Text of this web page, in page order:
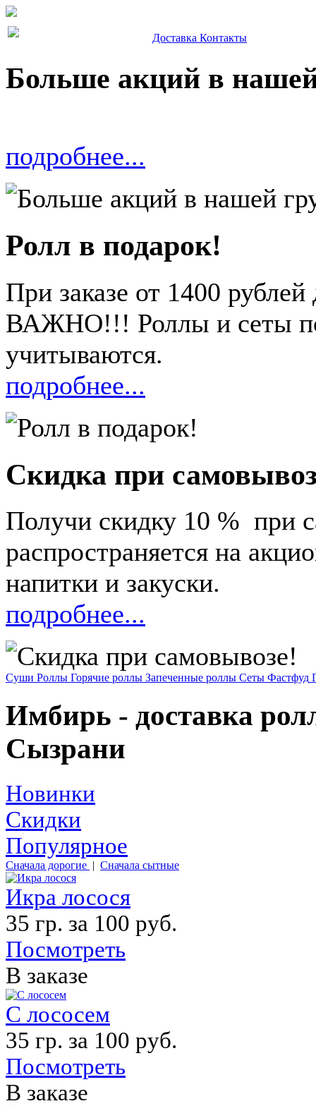
Доставка Контакты
Больше акций в
подробнее...
Ролл в подарок!
При заказе от 1400
ВАЖНО!!! Роллы и сеты
учитываются.
подробнее...
Скидка при
Получи скидку 10 % при
распространяется на
напитки и закуски.
подробнее...
Суши Роллы Горячие роллы Запеченные роллы Сеты Фастфуд
Имбирь - доставка
Сызрани
Новинки
Скидки
Популярное
Сначала дорогие | Сначала сытные
Икра лосося
35 гр. за 100 руб.
Посмотреть
В заказе
С лососем
35 гр. за 100 руб.
Посмотреть
В заказе